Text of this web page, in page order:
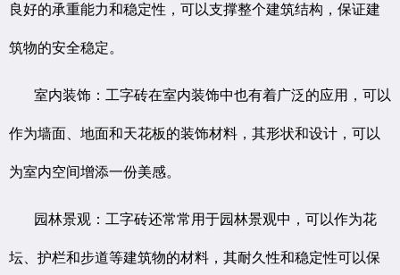
良好的承重能力和稳定性，可以支撑整个建筑结构，保证建
筑物的安全稳定。
室内装饰：工字砖在室内装饰中也有着广泛的应用，可以
作为墙面、地面和天花板的装饰材料，其形状和设计，可以
为室内空间增添一份美感。
园林景观：工字砖还常常用于园林景观中，可以作为花
坛、护栏和步道等建筑物的材料，其耐久性和稳定性可以保